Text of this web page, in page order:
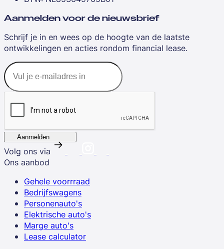
Aanmelden voor de nieuwsbrief
Schrijf je in en wees op de hoogte van de laatste
ontwikkelingen en acties rondom financial lease.
Aanmelden
Volg ons via
Ons aanbod
Gehele voorrraad
Bedrijfswagens
Personenauto's
Elektrische auto's
Marge auto's
Lease calculator